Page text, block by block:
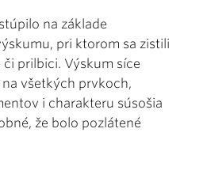
na základe
pri ktorom sa zistili
prilbici. Výskum síce
všetkých prvkoch,
i charakteru súsošia
že bolo pozlátené